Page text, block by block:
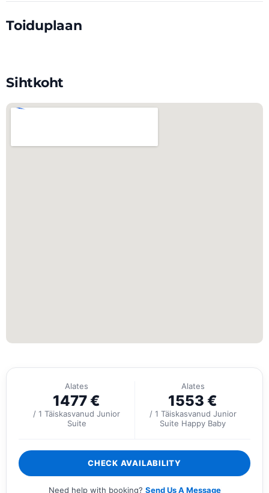
Toiduplaan
Sihtkoht
Alates
1477 €
/ 1 Täiskasvanud Junior
Suite
Alates
1553 €
/ 1 Täiskasvanud Junior
Suite Happy Baby
CHECK AVAILABILITY
Need help with booking? Send Us A Message